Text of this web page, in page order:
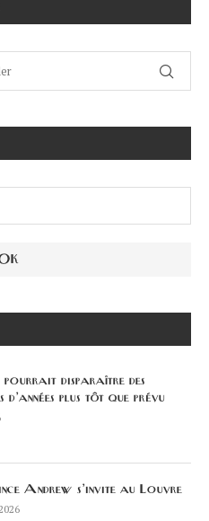
pourrait disparaître des
plus tôt que prévu
Andrew s’invite au Louvre